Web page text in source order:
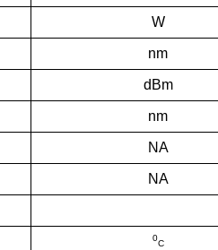
W
nm
dBm
nm
NA
NA
0
C